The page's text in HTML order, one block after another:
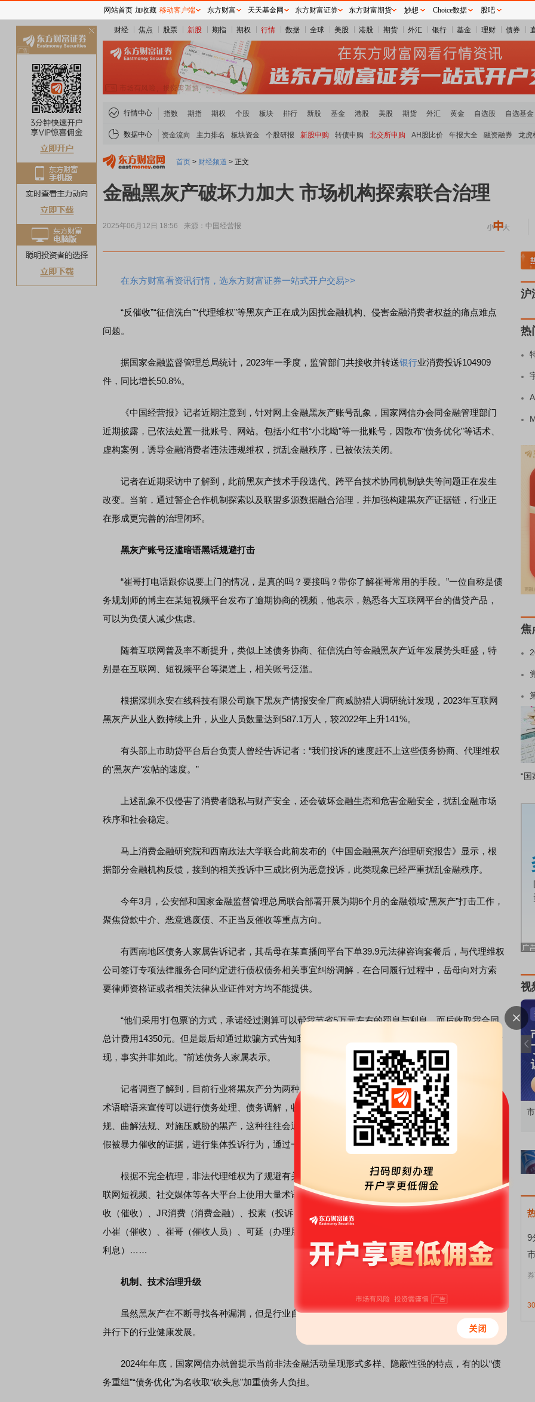
财经 焦点 股票 新股 期指 期权 行情 数据 全球 美股 港股 期货 外汇 银行 基金 理财 债券
行情中心 指数 期指 期权 个股 板块 排行 新股 基金 港股 美股 期货 外汇 黄金 自选股 自选基金
数据中心 资金流向 主力排名 板块资金 个股研报 新股申购 转债申购 北交所申购 AH股比价 年报大全 融资融券 龙虎
首页 > 财经频道 > 正文
金融黑灰产破坏力加大 市场机构探索联合治理
2025年06月12日 18:56 来源：中国经营报
在东方财富看资讯行情，选东方财富证券一站式开户交易>>
“反催收”“征信洗白”“代理维权”等黑灰产正在成为困扰金融机构、侵害金融消费者权益的痛点难点
问题。
据国家金融监督管理总局统计，2023年一季度，监管部门共接收并转送银行业消费投诉104909
件，同比增长50.8%。
《中国经营报》记者近期注意到，针对网上金融黑灰产账号乱象，国家网信办会同金融管理部门
近期披露，已依法处置一批账号、网站。包括小红书“小北呦”等一批账号，因散布“债务优化”等话术、
虚构案例，诱导金融消费者违法违规维权，扰乱金融秩序，已被依法关闭。
记者在近期采访中了解到，此前黑灰产技术手段迭代、跨平台技术协同机制缺失等问题正在发生
改变。当前，通过警企合作机制探索以及联盟多源数据融合治理，并加强构建黑灰产证据链，行业正
在形成更完善的治理闭环。
黑灰产账号泛滥暗语黑话规避打击
“崔哥打电话跟你说要上门的情况，是真的吗？要接吗？带你了解崔哥常用的手段。”一位自称是债
务规划师的博主在某短视频平台发布了逾期协商的视频，他表示，熟悉各大互联网平台的借贷产品，
可以为负债人减少焦虑。
随着互联网普及率不断提升，类似上述债务协商、征信洗白等金融黑灰产近年发展势头旺盛，特
别是在互联网、短视频平台等渠道上，相关账号泛滥。
根据深圳永安在线科技有限公司旗下黑灰产情报安全厂商威胁猎人调研统计发现，2023年互联网
黑灰产从业人数持续上升，从业人员数量达到587.1万人，较2022年上升141%。
有头部上市助贷平台后台负责人曾经告诉记者：“我们投诉的速度赶不上这些债务协商、代理维权
的‘黑灰产’发帖的速度。”
上述乱象不仅侵害了消费者隐私与财产安全，还会破坏金融生态和危害金融安全，扰乱金融市场
秩序和社会稳定。
马上消费金融研究院和西南政法大学联合此前发布的《中国金融黑灰产治理研究报告》显示，根
据部分金融机构反馈，接到的相关投诉中三成比例为恶意投诉，此类现象已经严重扰乱金融秩序。
今年3月，公安部和国家金融监督管理总局联合部署开展为期6个月的金融领域“黑灰产”打击工作，
聚焦贷款中介、恶意逃废债、不正当反催收等重点方向。
有西南地区债务人家属告诉记者，其岳母在某直播间平台下单39.9元法律咨询套餐后，与代理维权
公司签订专项法律服务合同约定进行债权债务相关事宜纠纷调解，在合同履行过程中，岳母向对方索
要律师资格证或者相关法律从业证件对方均不能提供。
“他们采用‘打包票’的方式，承诺经过测算可以帮我节省5万元左右的罚息与利息，而后收取我合同
总计费用14350元。但是最后却通过欺骗方式告知我已经协商成功，我本人跟借贷平台沟通了解核实发
现，事实并非如此。”前述债务人家属表示。
记者调查了解到，目前行业将黑灰产分为两种。一种是通过传授退费技巧、提供债务咨询、使用
术语暗语来宣传可以进行债务处理、债务调解，收取债务人一定费用。另一种则是伪造证据、渲染违
规、曲解法规、对施压威胁的黑产，这种往往会通过伪造贫困证明、虚假病历、代开诊断书、制作虚
假被暴力催收的证据，进行集体投诉行为，通过一些投诉模板来对金融机构施压。
根据不完全梳理，非法代理维权为了规避有关机关、互联网平台与金融机构的监管与举报，在互
联网短视频、社交媒体等各大平台上使用大量术语暗语。这些“黑话”包括但不限于：分琪（分期）、崔
收（催收）、JR消费（消费金融）、投素（投诉）、咨寻（咨询）、鞋商（协商）、利熄（利息）、
小崔（催收）、崔哥（催收人员）、可延（办理展期暂停还款1—3年）、退息退费（让金融机构免受
利息）……
机制、技术治理升级
虽然黑灰产在不断寻找各种漏洞，但是行业自发组织的团体也在坚持研究技术，保障创新与合规
并行下的行业健康发展。
2024年年底，国家网信办就曾提示当前非法金融活动呈现形式多样、隐蔽性强的特点，有的以“债
务重组”“债务优化”为名收取“砍头息”加重债务人负担。
半导
沪
热
焦
“国
视
资深投顾说：双创4连阳，科技延续反弹 策略周会
9
网站首页 加收藏 移动客户端 东方财富 天天基金网 东方财富证券 东方财富期货 妙想 Choice数据 股吧
关